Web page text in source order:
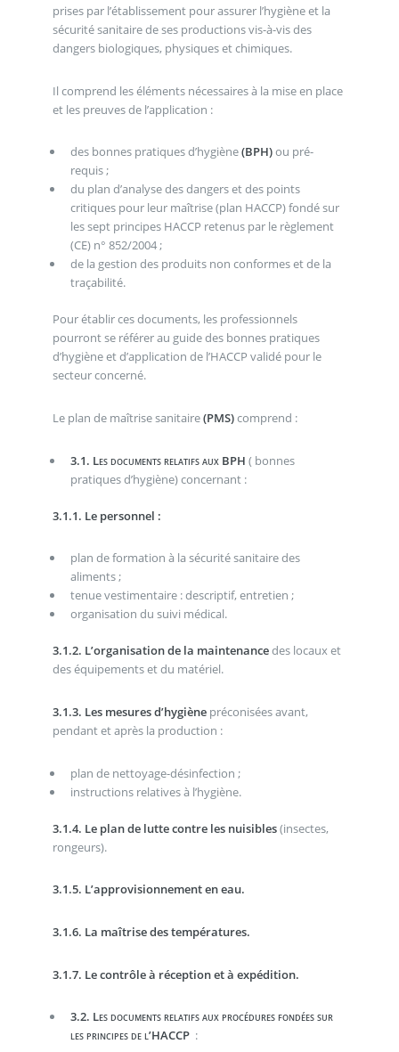
prises par l’établissement pour assurer l’hygiène et la
sécurité sanitaire de ses productions vis-à-vis des
dangers biologiques, physiques et chimiques.
Il comprend les éléments nécessaires à la mise en place
et les preuves de l’application :
des bonnes pratiques d’hygiène(BPH)ou pré-
requis ;
du plan d’analyse des dangers et des points
critiques pour leur maîtrise (plan HACCP) fondé sur
les sept principes HACCP retenus par le règlement
(CE) n° 852/2004 ;
de la gestion des produits non conformes et de la
traçabilité.
Pour établir ces documents, les professionnels
pourront se référer au guide des bonnes pratiques
d’hygiène et d’application de l’HACCP validé pour le
secteur concerné.
Le plan de maîtrise sanitaire(PMS)comprend :
3.1. Les documents relatifs aux BPH ( bonnes
pratiques d’hygiène) concernant :
3.1.1. Le personnel :
plan de formation à la sécurité sanitaire des
aliments ;
tenue vestimentaire : descriptif, entretien ;
organisation du suivi médical.
3.1.2. L’organisation de la maintenancedes locaux et
des équipements et du matériel.
3.1.3. Les mesures d’hygiènepréconisées avant,
pendant et après la production :
plan de nettoyage-désinfection ;
instructions relatives à l’hygiène.
3.1.4. Le plan de lutte contre les nuisibles(insectes,
rongeurs).
3.1.5. L’approvisionnement en eau.
3.1.6. La maîtrise des températures.
3.1.7. Le contrôle à réception et à expédition.
3.2. Les documents relatifs aux procédures fondées sur
les principes de l’HACCP :